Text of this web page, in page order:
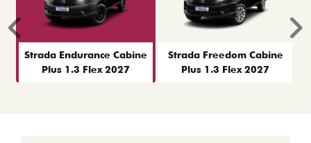
Strada Endurance Cabine
Plus 1.3 Flex 2027
Strada Freedom Cabine
Plus 1.3 Flex 2027
Anterior